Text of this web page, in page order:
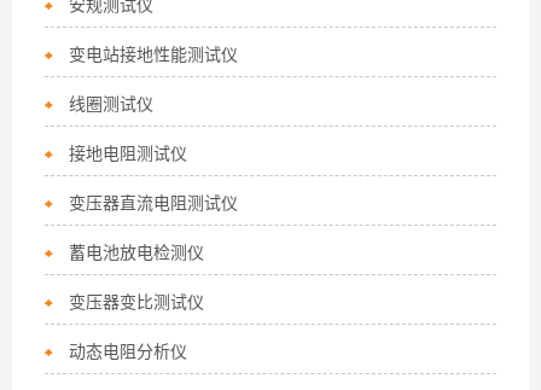
安规测试仪
变电站接地性能测试仪
线圈测试仪
接地电阻测试仪
变压器直流电阻测试仪
蓄电池放电检测仪
变压器变比测试仪
动态电阻分析仪